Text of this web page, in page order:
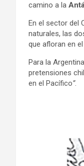
camino a la
En el sector del
naturales, las
que afloran en
Para la
pretensiones
en el Pacífico”.